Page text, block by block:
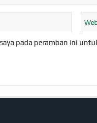
pada peramban ini